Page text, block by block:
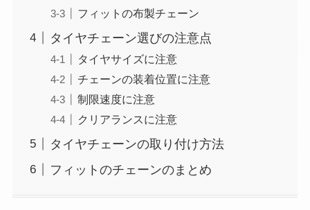
フィットの布製チェーン
タイヤチェーン選びの注意点
タイヤサイズに注意
チェーンの装着位置に注意
制限速度に注意
クリアランスに注意
タイヤチェーンの取り付け方法
フィットのチェーンのまとめ